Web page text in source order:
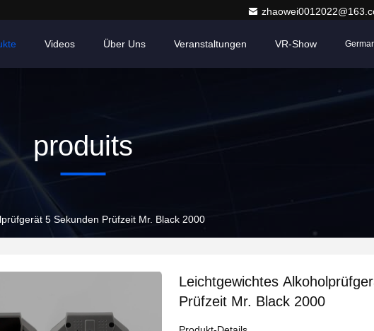
Videos Über Uns Veranstaltungen VR-Show
produits
5 Sekunden Prüfzeit Mr. Black 2000
Leichtgewichtes
Prüfzeit Mr. Black 2000